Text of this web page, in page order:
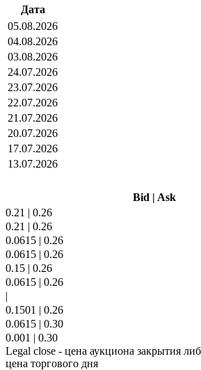
Дата
05.08.2026
04.08.2026
03.08.2026
24.07.2026
23.07.2026
22.07.2026
21.07.2026
20.07.2026
17.07.2026
13.07.2026
Bid | Ask
0.21 | 0.26
0.21 | 0.26
0.0615 | 0.26
0.0615 | 0.26
0.15 | 0.26
0.0615 | 0.26
|
0.1501 | 0.26
0.0615 | 0.30
0.001 | 0.30
Legal close - цена аукциона закрытия
цена торгового дня